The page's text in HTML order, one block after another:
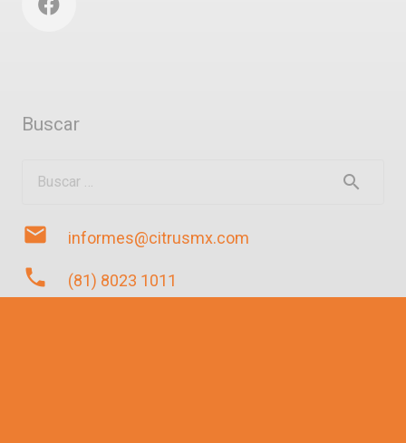
Buscar
mail informes@citrusmx.com
phone (81) 8023 1011